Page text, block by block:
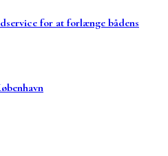
for at forlænge bådens